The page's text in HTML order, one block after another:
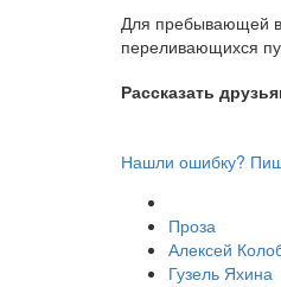
Для пребывающей в
переливающихся
Рассказать
Нашли ошибку?
Проза
Алексей
Гузель Яхина